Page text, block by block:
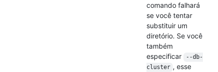
comando falhará
se você tentar
substituir um
diretório. Se você
também
especificar
--db-
cluster , esse